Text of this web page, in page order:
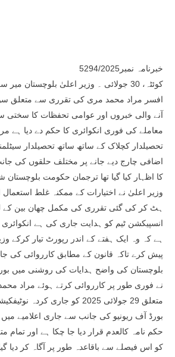
خبرنامہ نمبر5294/2025
کوئٹہ، 30 جولائی ۔ وزیر اعلیٰ بلوچستان
افسر مراد محمد مری کی تقرری سے متعلق
آنے والی خبروں اور عوامی تحفظات کا سختی
معاملے کی فوری انکوائری کا حکم دے دیا ہے
تحصیلدار کچلاک کے ساتھ ساتھ تحصیلدار
اضافی چارج دیے جانے پر مختلف حلقوں کی
کا اظہار کیا گیا تھا ترجمان حکومت بلوچستان
وزیر اعلیٰ نے اختیارات کے ممکنہ غلط
ہٹ کر کی گئی تقرری کی مکمل چھان بین کے
انسپیکشن ٹیم کو ہدایت جاری کی ہے
ہے کہ وہ ایک ہفتے کے اندر رپورٹ تیار کرکے
پیش کرے تاکہ قانون کے مطابق کارروائی کی
بلوچستان کی واضح ہدایات کی روشنی میں
نے فوری طور پر کارروائی کرتے ہوئے مراد
متعلق 29 جولائی 2025 کو جاری
بورڈ آف ریونیو کی جانب سے جاری اعلامیے میں
حکم نامہ کالعدم قرار دیا جا چکا ہے اور تمام
کو اس فیصلے سے باقاعدہ طور پر آگاہ کر دیا